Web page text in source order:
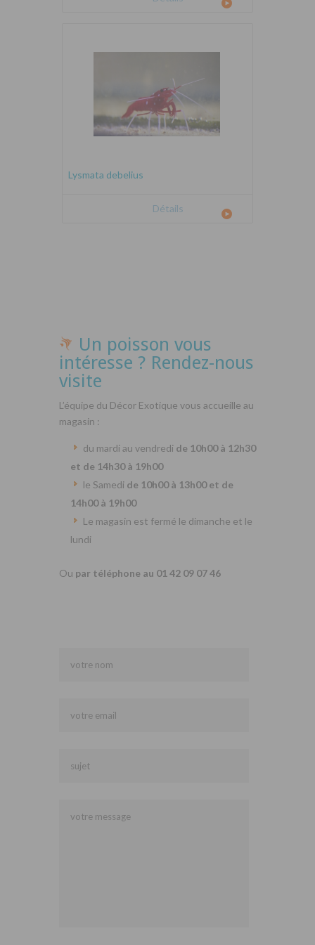
Lysmata debelius
Détails
Un poisson vous
intéresse ? Rendez-nous
visite
L’équipe du Décor Exotique vous accueille au
magasin :
du mardi au vendredi de 10h00 à 12h30
et de 14h30 à 19h00
le Samedi de 10h00 à 13h00 et de
14h00 à 19h00
Le magasin est fermé le dimanche et le
lundi
Ou par téléphone au 01 42 09 07 46